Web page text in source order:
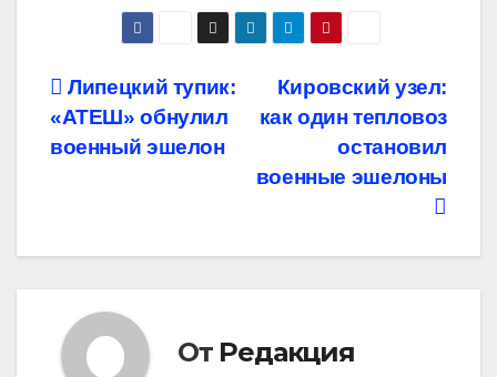
Навигация
по
Кировский узел:
как один тепловоз
остановил
военные эшелоны
Липецкий тупик:
«АТЕШ» обнулил
военный эшелон
От Редакция